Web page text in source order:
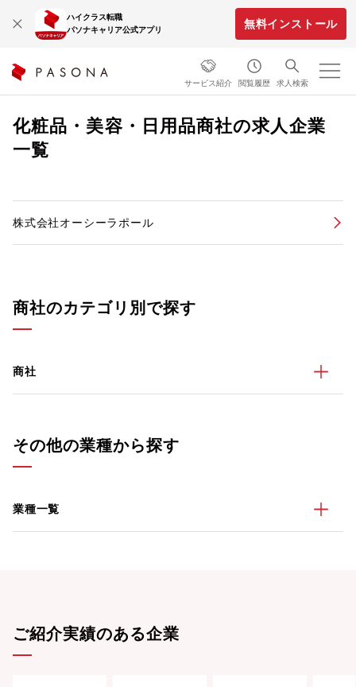
ハイクラス転職
パソナキャリア公式アプリ
無料インストール
サービス紹介 閲覧履歴 求人検索
化粧品・美容・日用品商社の求人企業
一覧
株式会社オーシーラポール
商社のカテゴリ別で探す
商社
その他の業種から探す
業種一覧
ご紹介実績のある企業